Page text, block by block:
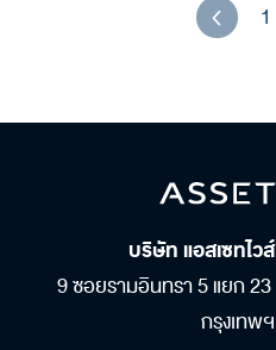
1
บริษัท แอสเซทไ
9 ซอยรามอินทรา 5 แยก 23
กรุงเทพ